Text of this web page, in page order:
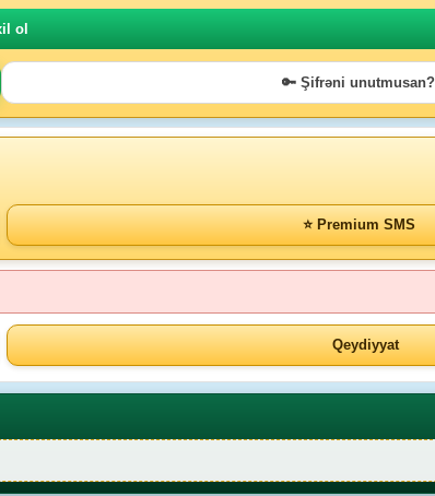
🔑 Şifrəni unutmusan?
⭐ Premium SMS
Qeydiyyat